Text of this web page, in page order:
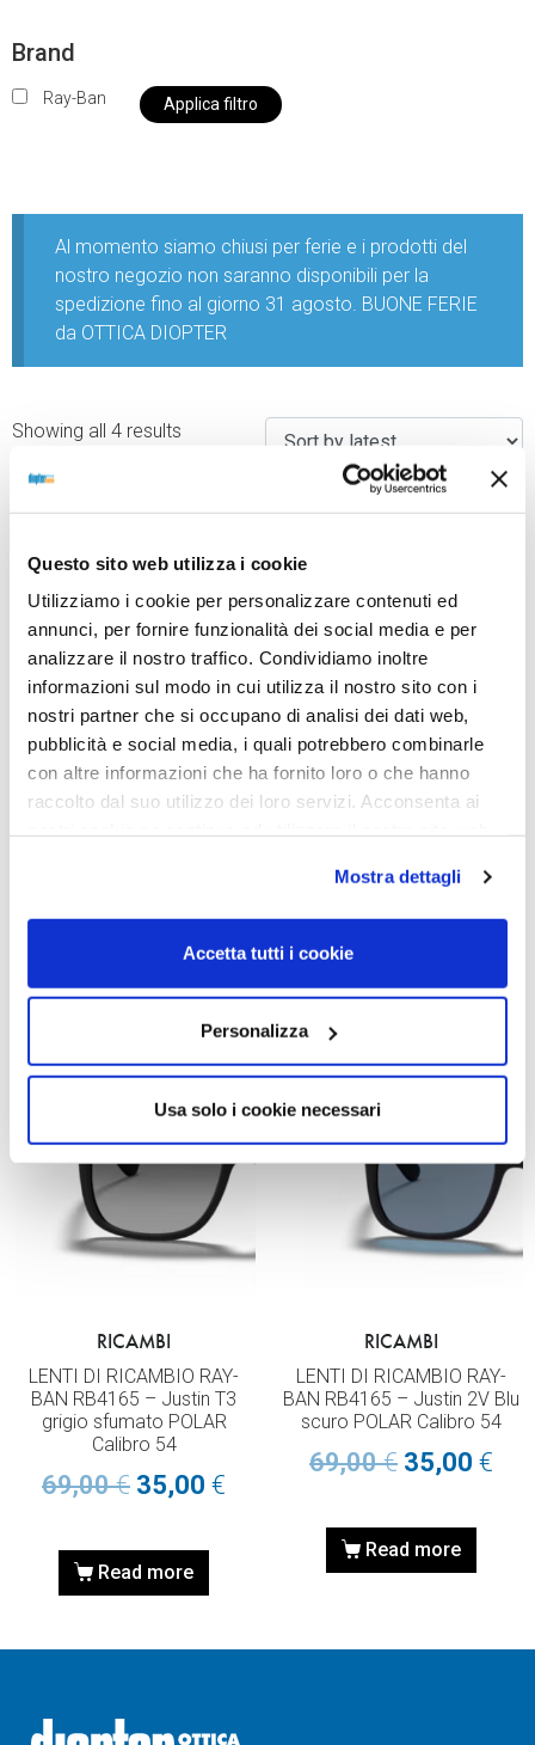
Questo sito web utilizza i cookie
Utilizziamo i cookie per personalizzare contenuti ed
annunci, per fornire funzionalità dei social media e per
analizzare il nostro traffico. Condividiamo inoltre
informazioni sul modo in cui utilizza il nostro sito con i
nostri partner che si occupano di analisi dei dati web,
pubblicità e social media, i quali potrebbero combinarle
con altre informazioni che ha fornito loro o che hanno
raccolto dal suo utilizzo dei loro servizi. Acconsenta ai
Mostra dettagli
Accetta tutti i cookie
Personalizza
Usa solo i cookie necessari
Brand
Ray-Ban Applica filtro
Al momento siamo chiusi per ferie e i prodotti del
nostro negozio non saranno disponibili per la
spedizione fino al giorno 31 agosto. BUONE FERIE
da OTTICA DIOPTER
Showing all 4 results
RICAMBI
LENTI DI RICAMBIO RAY-
SPECCHIATA ROSSA 6Q –
Read more
RICAMBI
LENTI DI RICAMBIO RAY-
SPECCHIATO Calibro 54
65,00€ 30,00 €
RICAMBI
LENTI DI RICAMBIO RAY-
BAN RB4165 – Justin T3
grigio sfumato POLAR
Calibro 54
69,00€ 35,00 €
Read more
RICAMBI
LENTI DI RICAMBIO RAY-
BAN RB4165 – Justin 2V Blu
scuro POLAR Calibro 54
69,00€ 35,00 €
Read more